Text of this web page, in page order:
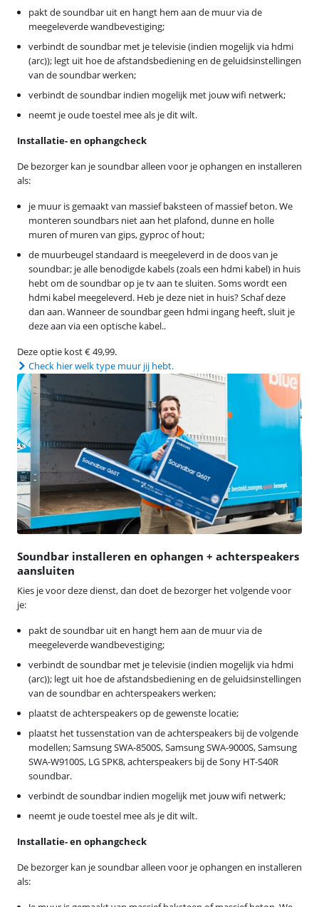
pakt de soundbar uit en hangt hem aan de muur via de
meegeleverde wandbevestiging;
verbindt de soundbar met je televisie (indien mogelijk via hdmi
(arc)); legt uit hoe de afstandsbediening en de geluidsinstellingen
van de soundbar werken;
verbindt de soundbar indien mogelijk met jouw wifi netwerk;
neemt je oude toestel mee als je dit wilt.
Installatie- en ophangcheck
De bezorger kan je soundbar alleen voor je ophangen en installeren
als:
je muur is gemaakt van massief baksteen of massief beton. We
monteren soundbars niet aan het plafond, dunne en holle
muren of muren van gips, gyproc of hout;
de muurbeugel standaard is meegeleverd in de doos van je
soundbar; je alle benodigde kabels (zoals een hdmi kabel) in huis
hebt om de soundbar op je tv aan te sluiten. Soms wordt een
hdmi kabel meegeleverd. Heb je deze niet in huis? Schaf deze
dan aan. Wanneer de soundbar geen hdmi ingang heeft, sluit je
deze aan via een optische kabel..
Deze optie kost € 49,99.
Check hier welk type muur jij hebt.
Soundbar installeren en ophangen + achterspeakers
aansluiten
Kies je voor deze dienst, dan doet de bezorger het volgende voor
je:
pakt de soundbar uit en hangt hem aan de muur via de
meegeleverde wandbevestiging;
verbindt de soundbar met je televisie (indien mogelijk via hdmi
(arc)); legt uit hoe de afstandsbediening en de geluidsinstellingen
van de soundbar en achterspeakers werken;
plaatst de achterspeakers op de gewenste locatie;
plaatst het tussenstation van de achterspeakers bij de volgende
modellen; Samsung SWA-8500S, Samsung SWA-9000S, Samsung
SWA-W9100S, LG SPK8, achterspeakers bij de Sony HT-S40R
soundbar.
verbindt de soundbar indien mogelijk met jouw wifi netwerk;
neemt je oude toestel mee als je dit wilt.
Installatie- en ophangcheck
De bezorger kan je soundbar alleen voor je ophangen en installeren
als: